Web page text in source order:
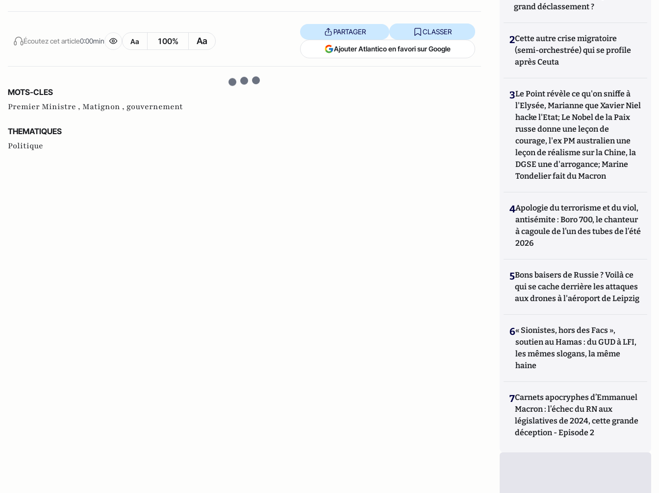
Écoutez cet article0:00min Aa 100% Aa
PARTAGER CLASSER
Ajouter Atlantico en favori sur Google
MOTS-CLES
Premier Ministre , Matignon , gouvernement
THEMATIQUES
Politique
grand déclassement ?
2Cette autre crise migratoire
(semi-orchestrée) qui se profile
après Ceuta
3Le Point révèle ce qu'on sniffe à
l'Elysée, Marianne que Xavier Niel
hacke l'Etat; Le Nobel de la Paix
russe donne une leçon de
courage, l'ex PM australien une
leçon de réalisme sur la Chine, la
DGSE une d'arrogance; Marine
Tondelier fait du Macron
4Apologie du terrorisme et du viol,
antisémite : Boro 700, le chanteur
à cagoule de l’un des tubes de l’été
2026
5Bons baisers de Russie ? Voilà ce
qui se cache derrière les attaques
aux drones à l'aéroport de Leipzig
6« Sionistes, hors des Facs »,
soutien au Hamas : du GUD à LFI,
les mêmes slogans, la même
haine
7Carnets apocryphes d’Emmanuel
Macron : l’échec du RN aux
législatives de 2024, cette grande
déception - Episode 2